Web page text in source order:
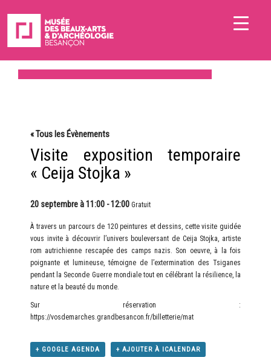
« Tous les Évènements
Visite exposition temporaire
« Ceija Stojka »
20 septembre à 11:00 -12:00 Gratuit
À travers un parcours de 120 peintures et dessins, cette visite guidée
vous invite à découvrir l’univers bouleversant de Ceija Stojka, artiste
rom autrichienne rescapée des camps nazis. Son oeuvre, à la fois
poignante et lumineuse, témoigne de l’extermination des Tsiganes
pendant la Seconde Guerre mondiale tout en célébrant la résilience, la
nature et la beauté du monde.
Sur réservation :
https://vosdemarches.grandbesancon.fr/billetterie/mat
+ GOOGLE AGENDA + AJOUTER À ICALENDAR